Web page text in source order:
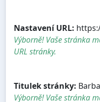
Nastavení URL:
Výborně! Vaše stránka
URL stránky.
Titulek stránky:
Výborně! Vaše stránka